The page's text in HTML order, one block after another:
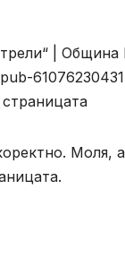
|
Моля,